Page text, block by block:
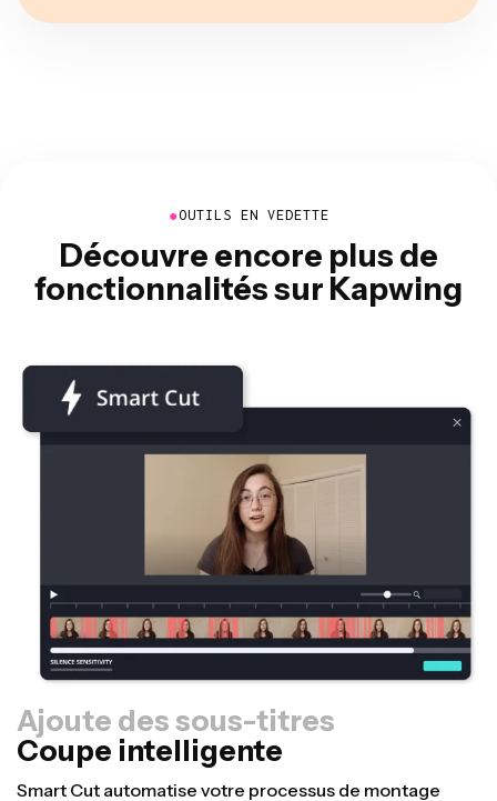
●OUTILS EN VEDETTE
Découvre encore plus de
fonctionnalités sur Kapwing
Ajoute des sous-titres
Coupe intelligente
Redimensionner